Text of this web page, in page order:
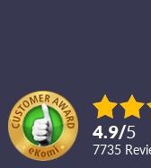
4.9/5
7735